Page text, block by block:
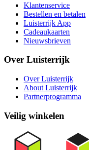
Klantenservice
Bestellen en betalen
Luisterrijk App
Cadeaukaarten
Nieuwsbrieven
Over Luisterrijk
Over Luisterrijk
About Luisterrijk
Partnerprogramma
Veilig winkelen